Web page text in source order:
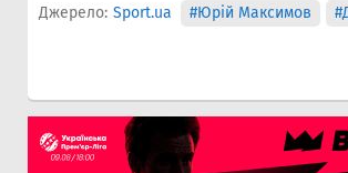
Джерело: Sport.ua #Юрій Максимов